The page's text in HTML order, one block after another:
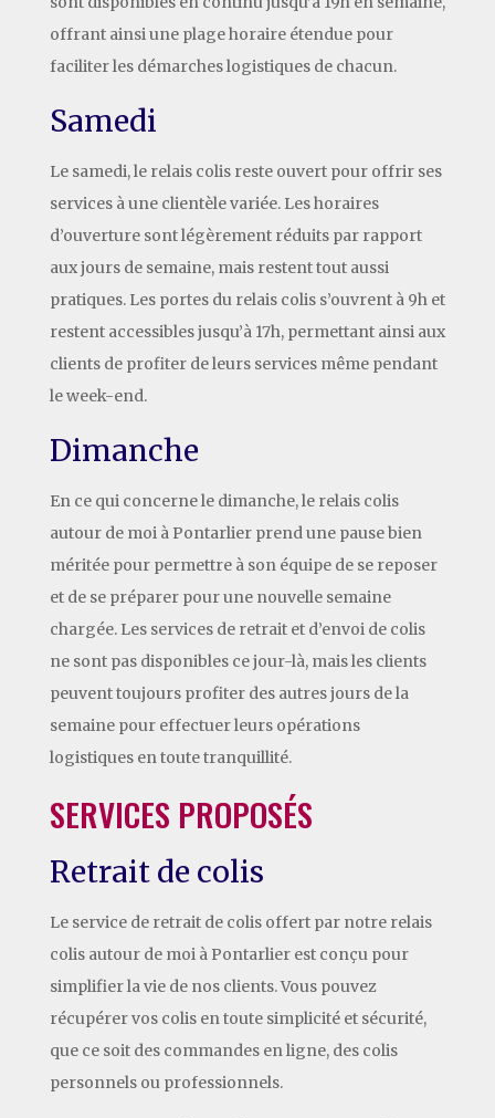
offrant ainsi une plage horaire étendue pour
faciliter les démarches logistiques de chacun.
Samedi
Le samedi, le relais colis reste ouvert pour offrir ses
services à une clientèle variée. Les horaires
d’ouverture sont légèrement réduits par rapport
aux jours de semaine, mais restent tout aussi
pratiques. Les portes du relais colis s’ouvrent à 9h et
restent accessibles jusqu’à 17h, permettant ainsi aux
clients de profiter de leurs services même pendant
le week-end.
Dimanche
En ce qui concerne le dimanche, le relais colis
autour de moi à Pontarlier prend une pause bien
méritée pour permettre à son équipe de se reposer
et de se préparer pour une nouvelle semaine
chargée. Les services de retrait et d’envoi de colis
ne sont pas disponibles ce jour-là, mais les clients
peuvent toujours profiter des autres jours de la
semaine pour effectuer leurs opérations
logistiques en toute tranquillité.
SERVICES PROPOSÉS
Retrait de colis
Le service de retrait de colis offert par notre relais
colis autour de moi à Pontarlier est conçu pour
simplifier la vie de nos clients. Vous pouvez
récupérer vos colis en toute simplicité et sécurité,
que ce soit des commandes en ligne, des colis
personnels ou professionnels.